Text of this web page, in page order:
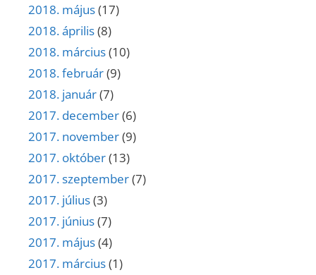
2018. május(17)
2018. április(8)
2018. március(10)
2018. február(9)
2018. január(7)
2017. december(6)
2017. november(9)
2017. október(13)
2017. szeptember(7)
2017. július(3)
2017. június(7)
2017. május(4)
2017. március(1)